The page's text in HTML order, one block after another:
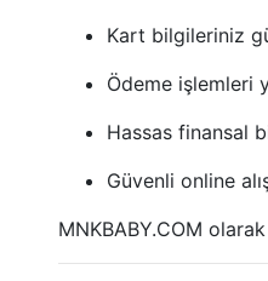
Kart bilgileriniz
Ödeme işlemleri
Hassas finansal
Güvenli online
MNKBABY.COM